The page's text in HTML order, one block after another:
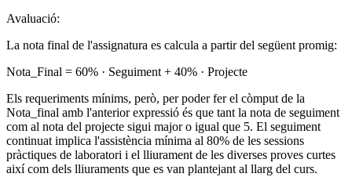
Avaluació:
La nota final de l'assignatura es calcula a partir del següent promig:
Nota_Final = 60% · Seguiment + 40% · Projecte
Els requeriments mínims, però, per poder fer el còmput de la
Nota_final amb l'anterior expressió és que tant la nota de seguiment
com al nota del projecte sigui major o igual que 5. El seguiment
continuat implica l'assistència mínima al 80% de les sessions
pràctiques de laboratori i el lliurament de les diverses proves curtes
així com dels lliuraments que es van plantejant al llarg del curs.